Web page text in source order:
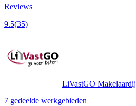
Reviews
9.5(35)
LiVastGO Makelaardij
7 gedeelde werkgebieden